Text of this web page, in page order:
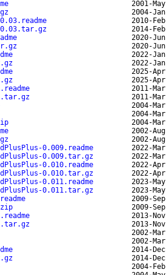
2001-
2004-
2010-
0.03.tar.gz
2014-
2020-
2020-
2022-
2022-
2025-
2025-
2011-
2011-
2004-
2004-
2004-
2002-
2002-
0.009.readme
2022-
0.009.tar.gz
2022-
0.010.readme
2022-
0.010.tar.gz
2022-
0.011.readme
2023-
0.011.tar.gz
2023-
2009-
2009-
2013-
2013-
2002-
2002-
2014-
2014-
2004-